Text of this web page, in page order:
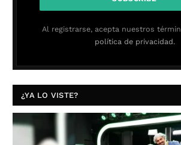
Al registrarse, acepta nuestros
política de privacidad.
¿YA LO VISTE?